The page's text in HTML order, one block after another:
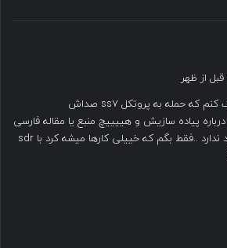
هشت نه سال پیش بود فک کنم که حمله به پروتکل ss7 صداش
پیاده سازیش و هییییچ منبع یا مقاله فارسی
وجود نداشت الان هم وجود ندارد ..فقط بگم که خییلی کارها میشه کرد با sdr